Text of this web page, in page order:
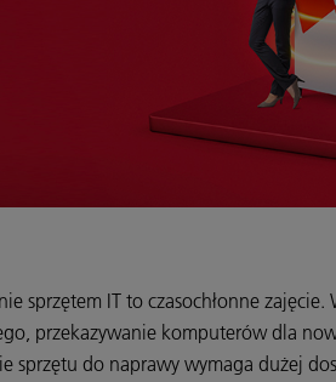
sprzętem IT to czasochłonne
przekazywanie komputerów dla
sprzętu do naprawy wymaga dużej